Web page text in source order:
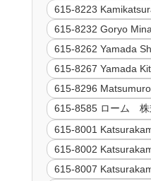
615-8223
615-8232 Goryo
615-8262 Yamada
615-8267 Yamada
615-8296
615-8585 ローム 株
615-8001
615-8002
615-8007